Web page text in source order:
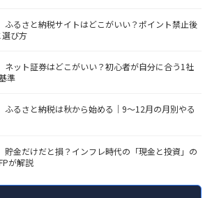
ふるさと納税サイトはどこがいい？ポイント禁止後
選び方
ネット証券はどこがいい？初心者が自分に合う1社
準
ふるさと納税は秋から始める｜9〜12月の月別やる
貯金だけだと損？インフレ時代の「現金と投資」の
が解説